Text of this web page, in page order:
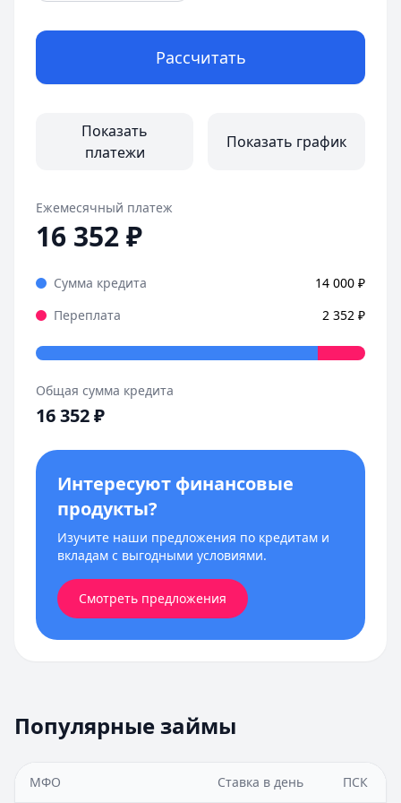
Рассчитать
Показать
платежи
Показать график
Ежемесячный платеж
16 352₽
Сумма кредита 14 000 ₽
Переплата
2 352 ₽
Общая сумма кредита
16 352₽
Интересуют финансовые
продукты?
Изучите наши предложения по кредитам и
вкладам с выгодными условиями.
Смотреть предложения
Популярные займы
МФО Ставка в день ПСК